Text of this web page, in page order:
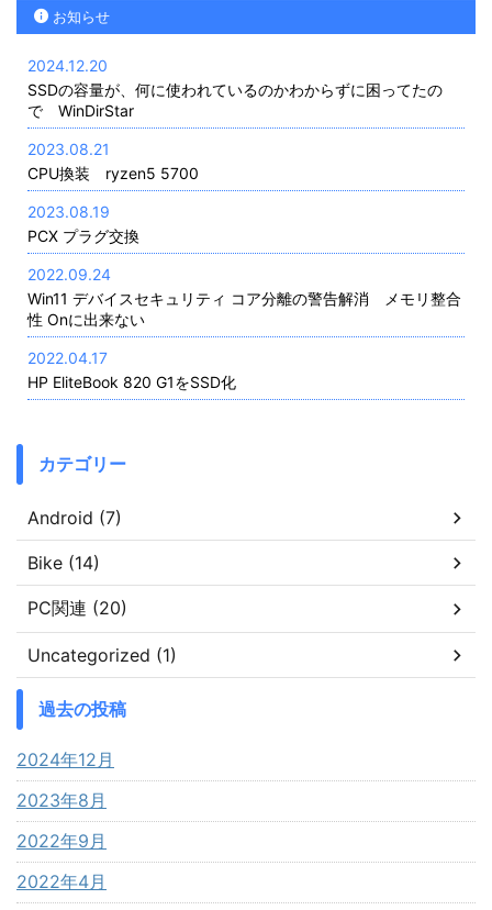
お知らせ
2024.12.20
SSDの容量が、何に使われているのかわからずに困ってたの
で WinDirStar
2023.08.21
CPU換装 ryzen5 5700
2023.08.19
PCX プラグ交換
2022.09.24
Win11 デバイスセキュリティ コア分離の警告解消 メモリ整合
性 Onに出来ない
2022.04.17
HP EliteBook 820 G1をSSD化
カテゴリー
Android (7)
Bike (14)
PC関連 (20)
Uncategorized (1)
過去の投稿
2024年12月
2023年8月
2022年9月
2022年4月